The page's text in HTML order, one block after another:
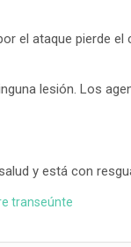
el ataque pierde
lesión. Los
y está con
transeúnte